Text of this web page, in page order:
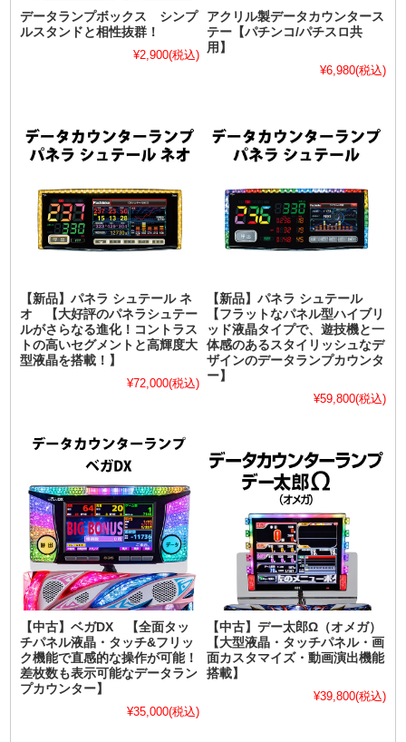
データランプボックス シンプ
ルスタンドと相性抜群！
¥2,900(税込)
アクリル製データカウンタース
テー【パチンコ/パチスロ共
用】
¥6,980(税込)
【新品】パネラ シュテール ネ
オ 【大好評のパネラシュテー
ルがさらなる進化！コントラス
トの高いセグメントと高輝度大
型液晶を搭載！】
¥72,000(税込)
【新品】パネラ シュテール
【フラットなパネル型ハイブリ
ッド液晶タイプで、遊技機と一
体感のあるスタイリッシュなデ
ザインのデータランプカウンタ
ー】
¥59,800(税込)
【中古】ベガDX 【全面タッ
チパネル液晶・タッチ&フリッ
ク機能で直感的な操作が可能！
差枚数も表示可能なデータラン
プカウンター】
¥35,000(税込)
【中古】デー太郎Ω（オメガ）
【大型液晶・タッチパネル・画
面カスタマイズ・動画演出機能
搭載】
¥39,800(税込)